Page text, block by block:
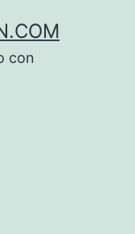
con